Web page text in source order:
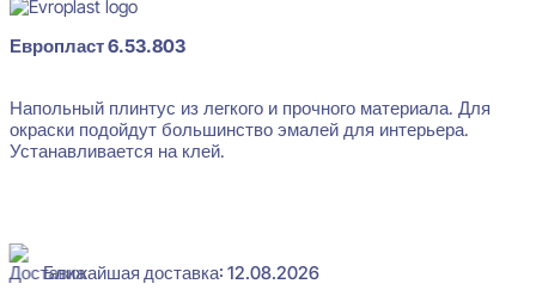
Evroplast 6.53.803 Плинтус напольный Перфом 15x100x2000
Перейти в избранное Закрыть
Европласт 6.53.803
Напольный плинтус из легкого и прочного материала. Для
окраски подойдут большинство эмалей для интерьера.
Устанавливается на клей.
Ближайшая доставка: 12.08.2026